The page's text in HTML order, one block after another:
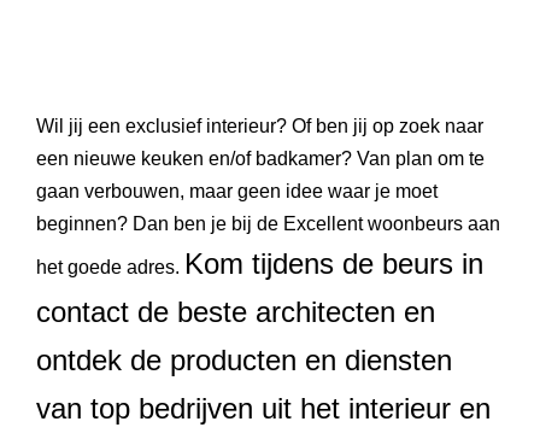
Wil jij een exclusief interieur? Of ben jij op zoek naar
een nieuwe keuken en/of badkamer? Van plan om te
gaan verbouwen, maar geen idee waar je moet
beginnen? Dan ben je bij de Excellent woonbeurs aan
het goede adres. Kom tijdens de beurs in
contact de beste architecten en
ontdek de producten en diensten
van top bedrijven uit het interieur en